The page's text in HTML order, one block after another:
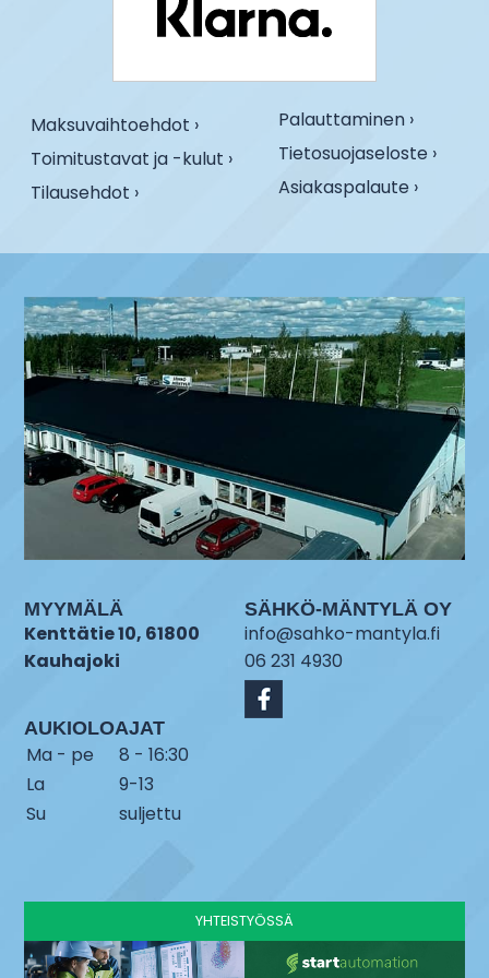
Maksuvaihtoehdot ›
Toimitustavat ja -kulut ›
Tilausehdot ›
Palauttaminen ›
Tietosuojaseloste ›
Asiakaspalaute ›
MYYMÄLÄ
Kenttätie 10, 61800
Kauhajoki
AUKIOLOAJAT
Ma - pe
8 - 16:30
La
9-13
Su
suljettu
SÄHKÖ-MÄNTYLÄ OY
info@sahko-mantyla.fi
06 231 4930
YHTEISTYÖSSÄ